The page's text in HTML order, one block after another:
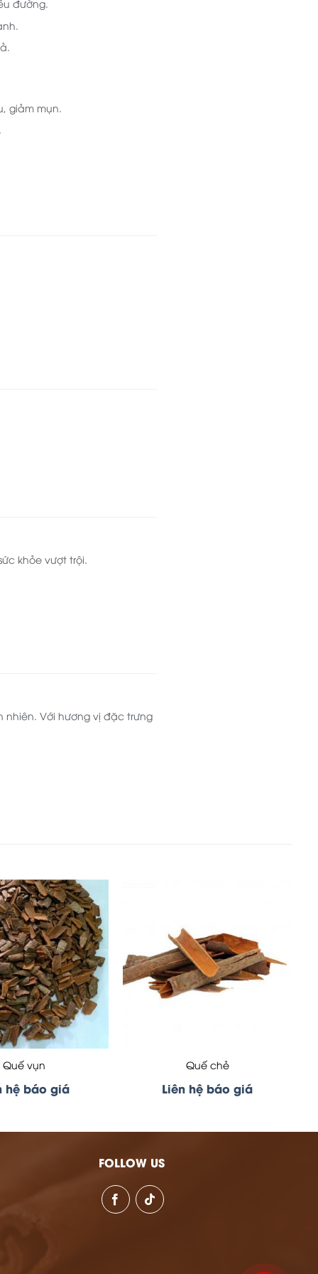
đường.
giảm mụn.
khỏe vượt trội.
Với hương vị đặc trưng
Quế vụn
hệ báo giá
Quế chẻ
Liên hệ báo giá
FOLLOW US